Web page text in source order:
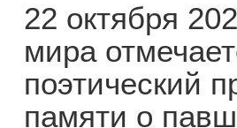
22 октября
мира
поэтический
памяти о